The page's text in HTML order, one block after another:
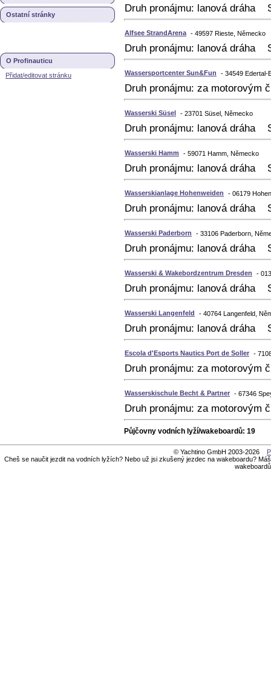
Ostatní stránky
O Profinauticu
Přidat/editovat stránku
Druh pronájmu: lanová dráha
Alfsee StrandArena - 49597 Rieste, Německo
Druh pronájmu: lanová dráha
Wassersportcenter Sun&Fun - 34549 Edertal-
Druh pronájmu: za
Wasserski Süsel - 23701 Süsel, Německo
Druh pronájmu: lanová dráha
Wasserski Hamm - 59071 Hamm, Německo
Druh pronájmu: lanová dráha
Wasserskianlage Hohenweiden - 06179
Druh pronájmu: lanová dráha
Wasserski Paderborn - 33106 Paderborn,
Druh pronájmu: lanová dráha
Wasserski & Wakebordzentrum Dresden -
Druh pronájmu: lanová dráha
Wasserski Langenfeld - 40764 Langenfeld,
Druh pronájmu: lanová dráha
Escola d'Esports Nautics Port de Soller -
Druh pronájmu: za
Wasserskischule Becht & Partner - 67346
Druh pronájmu: za
Půjčovny vodních lyží/wakeboardů: 19
© Yachtino GmbH 2003-2026
Cheš se naučit jezdit na vodních lyžích? Nebo už jsi zkušený jezdec na wakeboardu?